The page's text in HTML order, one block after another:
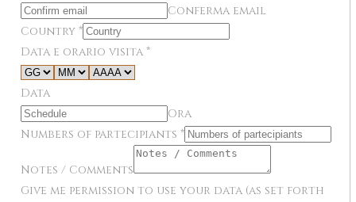
Conferma email
Country *
Data e orario visita *
Data
Ora
Numbers of partecipiants *
Notes / Comments
Give me permission to use your data (as set forth